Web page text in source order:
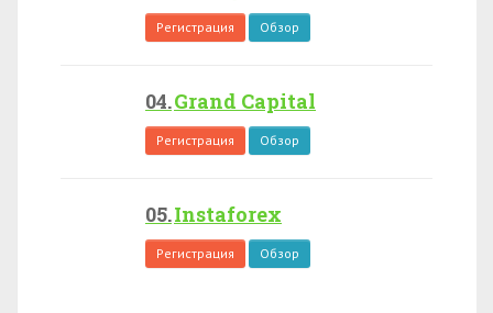
Регистрация Обзор
Grand Capital
Регистрация Обзор
Instaforex
Регистрация Обзор